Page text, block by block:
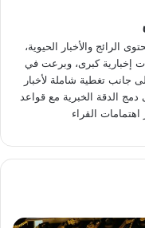
والأخبار الحيوية،
إخبارية كبرى، وبرعت في
جانب تغطية شاملة لأخبار
دمج الدقة الخبرية مع قواعد